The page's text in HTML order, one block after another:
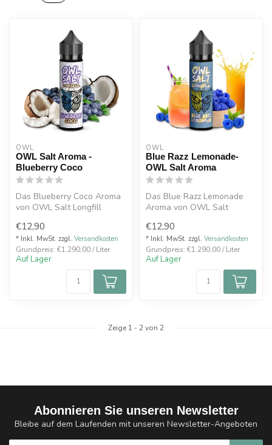
OWL
OWL Salt Aroma -
Blueberry Coco
Das Blueberry Coco Aroma
von OWL Salt Longfill
reifer B...
€12,90
* Inkl. MwSt. zzgl. Versandkosten
Grundpreis: €1.290,00 / Liter
Auf Lager
OWL
Blue Razz Lemonade-
OWL Salt Aroma
Das Blue Razz Lemonade
Aroma von OWL Salt
sauren Geschm...
€12,90
* Inkl. MwSt. zzgl. Versandkosten
Grundpreis: €1.290,00 / Liter
Auf Lager
Zeige 1 - 2von 2
Abonnieren Sie unseren Newsletter
Bleibe auf dem Laufenden mit unseren Newsletter-Angeboten